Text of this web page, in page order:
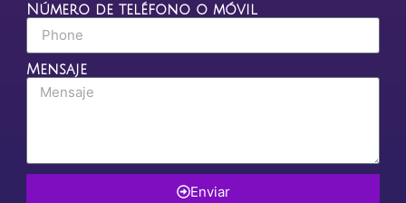
Número de teléfono o móvil
Mensaje
Enviar